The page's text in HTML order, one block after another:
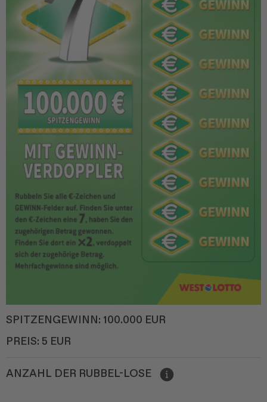
SPITZENGEWINN: 100.000 EUR
PREIS: 5 EUR
ANZAHL DER RUBBEL-LOSE